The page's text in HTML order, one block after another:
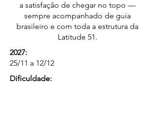
a satisfação de chegar no topo —
sempre acompanhado de guia
brasileiro e com toda a estrutura da
Latitude 51.
2027:
25/11 a 12/12
Dificuldade: